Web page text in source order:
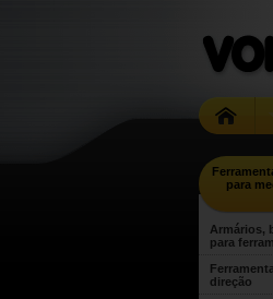
para
Armários,
para
direção